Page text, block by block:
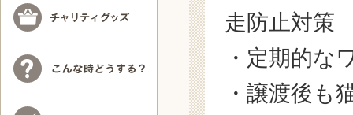
走防止対策
・定期的な
・譲渡後も